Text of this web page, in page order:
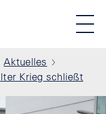
Aktuelles
Krieg schließt